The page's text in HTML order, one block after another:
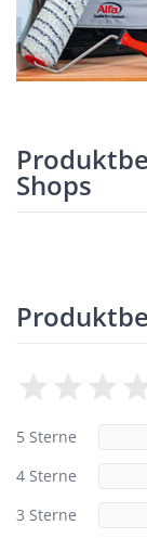
Shops
5 Sterne
4 Sterne
3 Sterne